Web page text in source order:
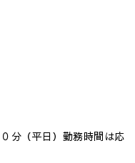
分（平日）勤務時間は応